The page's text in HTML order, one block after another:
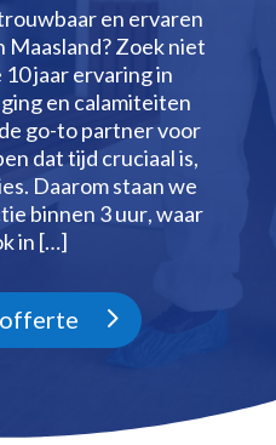
en ervaren
Maasland? Zoek niet
jaar ervaring in
en calamiteiten
go-to partner voor
dat tijd cruciaal is,
Daarom staan we
binnen 3 uur, waar
in […]